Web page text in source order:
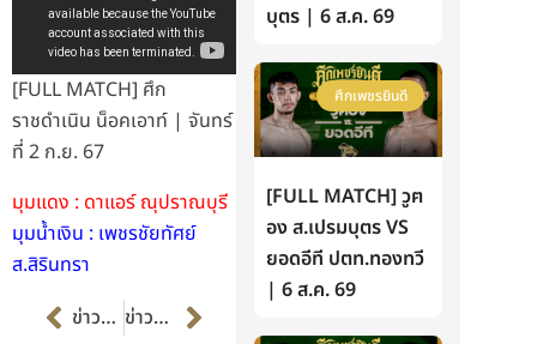
[FULL MATCH] ศึก
ราชดำเนิน น็อคเอาท์ | จันทร์
ที่ 2 ก.ย. 67
มุมแดง : ดาแอร์ ณุปราณบุรี
มุมน้ำเงิน : เพชรชัยทัศย์
ส.สิรินทรา
Prevข่าวก่อนหน้า ข่าวต่อไป Next
บุตร | 6 ส.ค. 69
ศึกเพชรยินดี
[FULL MATCH] วูฅ
อง ส.เปรมบุตร VS
ยอดอีที ปตท.ทองทวี
| 6 ส.ค. 69